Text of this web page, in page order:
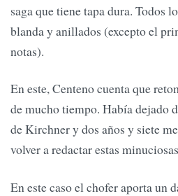
saga que tiene tapa dura. Todos
blanda y anillados (excepto el
notas).
En este, Centeno cuenta que
de mucho tiempo. Había dejado
de Kirchner y dos años y siete
volver a redactar estas
En este caso el chofer aporta un